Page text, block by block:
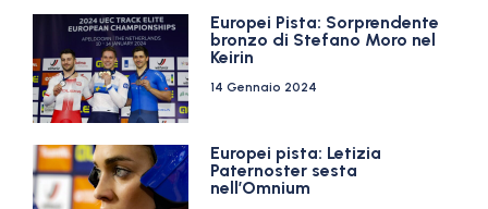
Europei Pista: Sorprendente
bronzo di Stefano Moro nel
Keirin
14 Gennaio 2024
Europei pista: Letizia
Paternoster sesta
nell’Omnium